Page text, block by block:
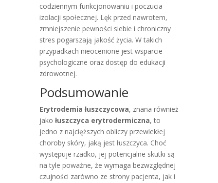
codziennym funkcjonowaniu i poczucia
izolacji społecznej. Lęk przed nawrotem,
zmniejszenie pewności siebie i chroniczny
stres pogarszają jakość życia. W takich
przypadkach nieocenione jest wsparcie
psychologiczne oraz dostęp do edukacji
zdrowotnej.
Podsumowanie
Erytrodemia łuszczycowa, znana również
jako łuszczyca erytrodermiczna, to
jedno z najcięższych obliczy przewlekłej
choroby skóry, jaką jest łuszczyca. Choć
występuje rzadko, jej potencjalne skutki są
na tyle poważne, że wymaga bezwzględnej
czujności zarówno ze strony pacjenta, jak i